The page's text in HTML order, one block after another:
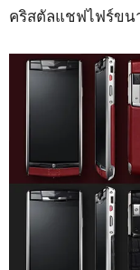
คริสตัลแชฟไฟร์ขน